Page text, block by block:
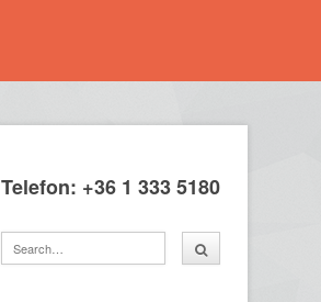
Telefon: +36 1 333 5180